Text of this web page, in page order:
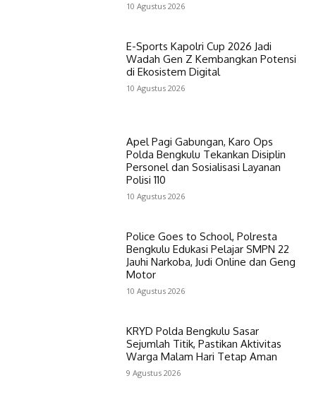
10 Agustus 2026
E-Sports Kapolri Cup 2026 Jadi
Wadah Gen Z Kembangkan Potensi
di Ekosistem Digital
10 Agustus 2026
Apel Pagi Gabungan, Karo Ops
Polda Bengkulu Tekankan Disiplin
Personel dan Sosialisasi Layanan
Polisi 110
10 Agustus 2026
Police Goes to School, Polresta
Bengkulu Edukasi Pelajar SMPN 22
Jauhi Narkoba, Judi Online dan Geng
Motor
10 Agustus 2026
KRYD Polda Bengkulu Sasar
Sejumlah Titik, Pastikan Aktivitas
Warga Malam Hari Tetap Aman
9 Agustus 2026